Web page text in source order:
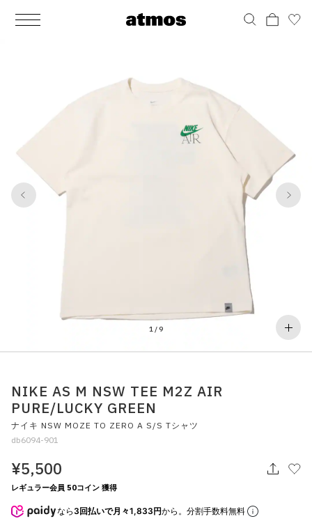
MEN
バッグ
アクセサリー
その他
シューズ
サンダル
その他
すべてのシューズ
ウェア
アウター
パンツ
ソックス
アンダーウェア
バッグ
バックパック / リュック
ショルダー / メッセンジャーバッグ
トート / エコバッグ
クラッチ / セカンドバッグ
ウエストバッグ
アクセサリー
ポーチ / ウォレット
グッズ / アクセサリー
その他
すべてのアクセサリー
その他
シューケア / グッズ
おもちゃ / フィギュア
その他
すべてのその他
WOMENS
バッグ
アクセサリー
その他
シューズ
サンダル / パンプス
その他
すべてのシューズ
ウェア
アウター
パンツ
ワンピース
スカート
すべてのウェア
バッグ
バックパック / リュック
ショルダー / メッセンジャーバッグ
トート / エコバッグ
クラッチ / セカンドバッグ
ウエストバッグ
アクセサリー
ポーチ / ウォレット
グッズ / アクセサリー
その他
すべてのアクセサリー
その他
シューケア / グッズ
おもちゃ / フィギュア
その他
すべてのその他
1 /9
1 9
NIKE AS M NSW TEE M2Z AIR
PURE/LUCKY GREEN
ナイキ NSW MOZE TO ZERO A S/S Tシャツ
db6094-901
¥5,500
レギュラー会員 50コイン 獲得
なら 3回払いで月々1,833円から。分割手数料無料